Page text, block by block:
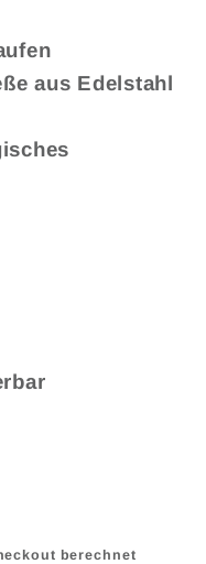
aus Edelstahl
berechnet